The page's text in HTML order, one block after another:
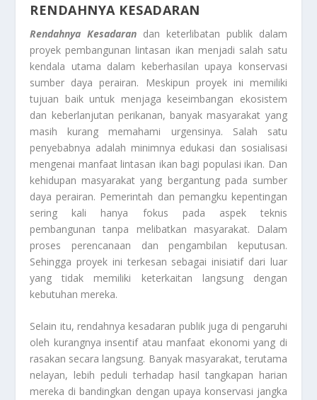
RENDAHNYA KESADARAN
Rendahnya Kesadaran dan keterlibatan publik dalam
proyek pembangunan lintasan ikan menjadi salah satu
kendala utama dalam keberhasilan upaya konservasi
sumber daya perairan. Meskipun proyek ini memiliki
tujuan baik untuk menjaga keseimbangan ekosistem
dan keberlanjutan perikanan, banyak masyarakat yang
masih kurang memahami urgensinya. Salah satu
penyebabnya adalah minimnya edukasi dan sosialisasi
mengenai manfaat lintasan ikan bagi populasi ikan. Dan
kehidupan masyarakat yang bergantung pada sumber
daya perairan. Pemerintah dan pemangku kepentingan
sering kali hanya fokus pada aspek teknis
pembangunan tanpa melibatkan masyarakat. Dalam
proses perencanaan dan pengambilan keputusan.
Sehingga proyek ini terkesan sebagai inisiatif dari luar
yang tidak memiliki keterkaitan langsung dengan
kebutuhan mereka.
Selain itu, rendahnya kesadaran publik juga di pengaruhi
oleh kurangnya insentif atau manfaat ekonomi yang di
rasakan secara langsung. Banyak masyarakat, terutama
nelayan, lebih peduli terhadap hasil tangkapan harian
mereka di bandingkan dengan upaya konservasi jangka